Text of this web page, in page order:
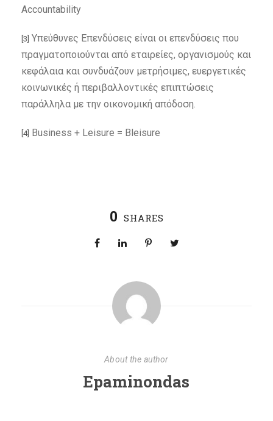
Accountability
[3] Υπεύθυνες Επενδύσεις είναι οι επενδύσεις που
πραγματοποιούνται από εταιρείες, οργανισμούς και
κεφάλαια και συνδυάζουν μετρήσιμες, ευεργετικές
κοινωνικές ή περιβαλλοντικές επιπτώσεις
παράλληλα με την οικονομική απόδοση.
[4] Business + Leisure = Bleisure
0 SHARES
About the author
Epaminondas